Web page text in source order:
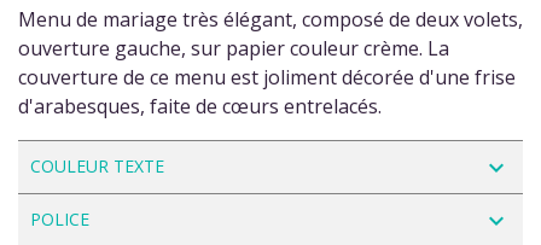
Menu de mariage très élégant, composé de deux volets,
ouverture gauche, sur papier couleur crème. La
couverture de ce menu est joliment décorée d'une frise
d'arabesques, faite de cœurs entrelacés.
COULEUR TEXTE navigate_next
POLICE navigate_next